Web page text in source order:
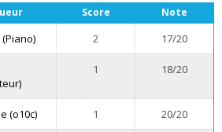
Score Note
2 17/20
1 18/20
(o10c) 1 20/20